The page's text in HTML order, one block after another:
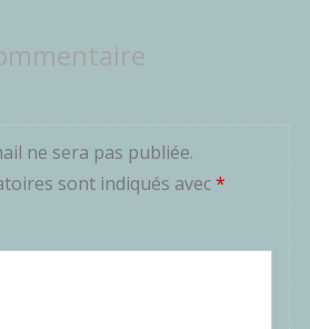
ne sera pas publiée.
sont indiqués avec*